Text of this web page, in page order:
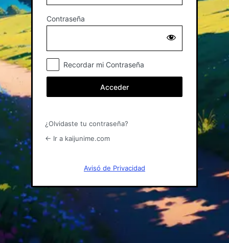
Acceder
Contraseña
Recordar mi Contraseña
¿Olvidaste tu contraseña?
← Ir a kaijunime.com
Avisó de Privacidad